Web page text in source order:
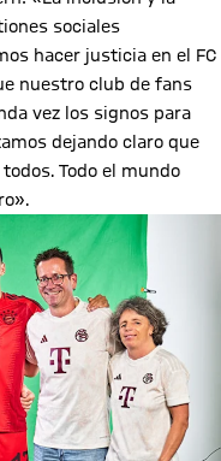
sociales
hacer justicia en el FC
nuestro club de fans
vez los signos para
dejando claro que
Todo el mundo